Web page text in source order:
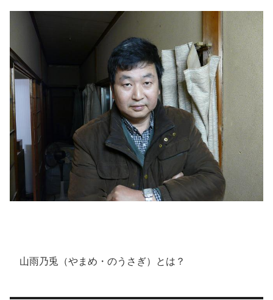
山雨乃兎（やまめ・のうさぎ）とは？